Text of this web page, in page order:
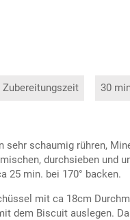
Zubereitungszeit 30
sehr schaumig rühren,
durchsieben und
25 min. bei 170° backen.
mit ca 18cm
dem Biscuit auslegen.